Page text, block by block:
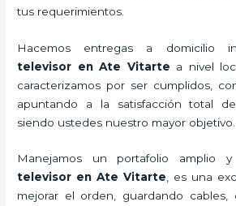
tus requerimientos.
Hacemos entregas a domicilio
televisor en Ate Vitarte a nivel
caracterizamos por ser cumplidos,
apuntando a la satisfacción total
siendo ustedes nuestro mayor
Manejamos un portafolio amplio
televisor en Ate Vitarte, es una
mejorar el orden, guardando